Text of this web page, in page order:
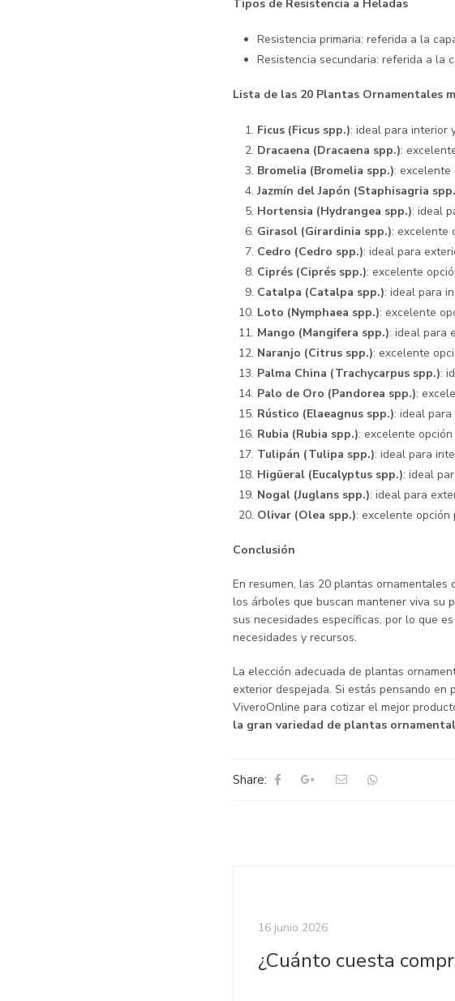
Tipos de Resistencia a Heladas
Resistencia primaria: referida a la
Resistencia secundaria: referida a la
Lista de las 20 Plantas Ornamentales
Ficus (Ficus spp.): ideal para interior
Dracaena (Dracaena spp.):
Bromelia (Bromelia spp.): excelente
Jazmín del Japón (Staphisagria
Hortensia (Hydrangea spp.): ideal
Girasol (Girardinia spp.): excelente
Cedro (Cedro spp.): ideal para
Ciprés (Ciprés spp.): excelente
Catalpa (Catalpa spp.): ideal para
Loto (Nymphaea spp.): excelente
Mango (Mangifera spp.): ideal para
Naranjo (Citrus spp.): excelente
Palma China (Trachycarpus spp.):
Palo de Oro (Pandorea spp.):
Rústico (Elaeagnus spp.): ideal
Rubia (Rubia spp.): excelente
Tulipán (Tulipa spp.): ideal para
Higüeral (Eucalyptus spp.): ideal
Nogal (Juglans spp.): ideal para
Olivar (Olea spp.): excelente opción
Conclusión
En resumen, las 20 plantas
los árboles que buscan mantener viva su
sus necesidades específicas, por lo que
necesidades y recursos.
La elección adecuada de plantas
exterior despejada. Si estás pensando
ViveroOnline para cotizar el mejor
la gran variedad de plantas
Share:
16 junio 2026